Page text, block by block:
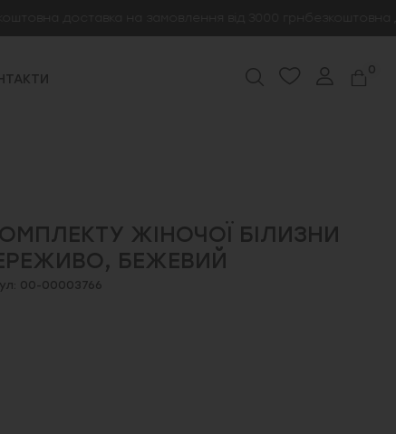
доставка на замовлення від 3000 грн безкоштовна
0
ЖІНОЧОЇ БІЛИЗНИ
БЕЖЕВИЙ
00-00003766